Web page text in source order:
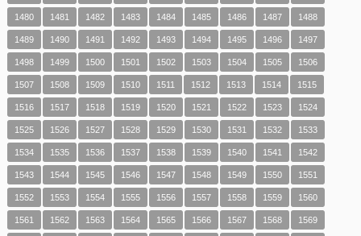
1480 1481 1482 1483 1484 1485 1486 1487 1488
1489 1490 1491 1492 1493 1494 1495 1496 1497
1498 1499 1500 1501 1502 1503 1504 1505 1506
1507 1508 1509 1510 1511 1512 1513 1514 1515
1516 1517 1518 1519 1520 1521 1522 1523 1524
1525 1526 1527 1528 1529 1530 1531 1532 1533
1534 1535 1536 1537 1538 1539 1540 1541 1542
1543 1544 1545 1546 1547 1548 1549 1550 1551
1552 1553 1554 1555 1556 1557 1558 1559 1560
1561 1562 1563 1564 1565 1566 1567 1568 1569